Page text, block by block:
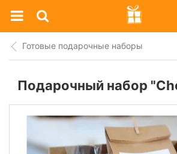
Prazdnik
Shop
Готовые подарочные наборы
Подарочный набор